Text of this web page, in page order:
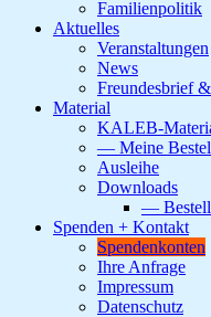
Familienpolitik
Aktuelles
Veranstaltungen
News
Freundesbrief
Material
KALEB-
— Meine
Ausleihe
Downloads
—
Spenden + Kontakt
Spendenkonten
Ihre Anfrage
Impressum
Datenschutz